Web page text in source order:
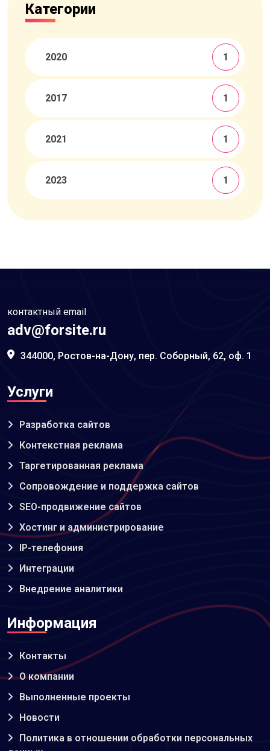
Категории
2020 1
2017 1
2021 1
2023 1
контактный email
adv@forsite.ru
344000, Ростов-на-Дону, пер. Соборный, 62, оф. 1
Услуги
Разработка сайтов
Контекстная реклама
Таргетированная реклама
Сопровождение и поддержка сайтов
SEO-продвижение сайтов
Хостинг и администрирование
IP-телефония
Интеграции
Внедрение аналитики
Информация
Контакты
О компании
Выполненные проекты
Новости
Политика в отношении обработки персональных